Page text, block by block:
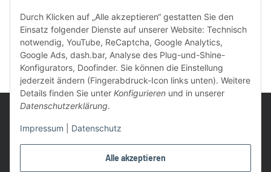
Alle akzeptieren
Durch Klicken auf „Alle akzeptieren“ gestatten Sie den
Einsatz folgender Dienste auf unserer Website: Technisch
notwendig, YouTube, ReCaptcha, Google Analytics,
Google Ads, dash.bar, Analyse des Plug-und-Shine-
Konfigurators, Doofinder. Sie können die Einstellung
jederzeit ändern (Fingerabdruck-Icon links unten). Weitere
Details finden Sie unter Konfigurieren und in unserer
Datenschutzerklärung.
Impressum Datenschutz
UVP: Ist die unverbindliche Preisempfehlung des Herstellers für
das Produkt